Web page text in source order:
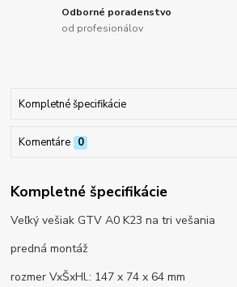
Odborné poradenstvo
od profesionálov
Kompletné špecifikácie
Komentáre 0
Kompletné špecifikácie
Veľký vešiak GTV A0 K23 na tri vešania
predná montáž
rozmer VxŠxHl.: 147 x 74 x 64 mm